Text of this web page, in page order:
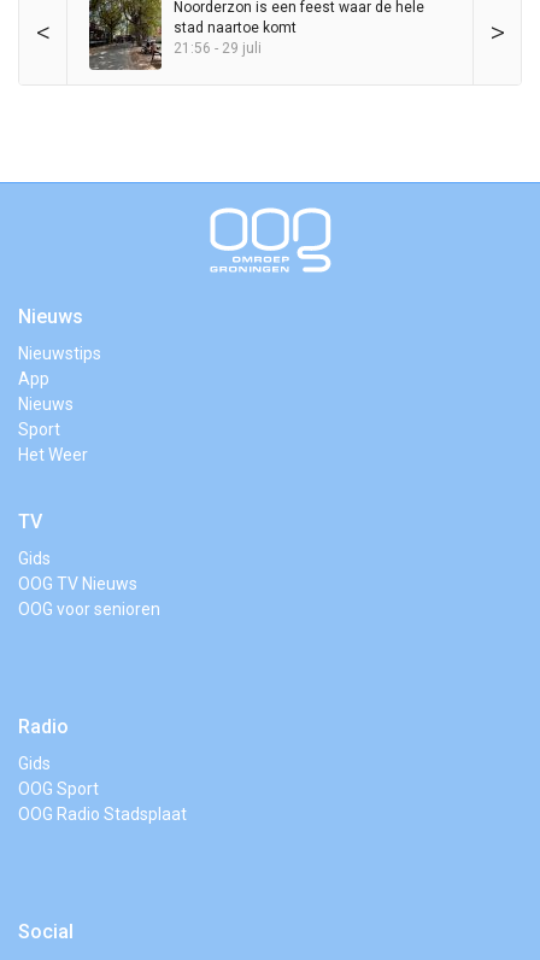
< >
Noorderzon is een feest waar de hele
stad naartoe komt
21:56 - 29 juli
Nieuws
Nieuwstips
App
Nieuws
Sport
Het Weer
TV
Gids
OOG TV Nieuws
OOG voor senioren
Radio
Gids
OOG Sport
OOG Radio Stadsplaat
Social